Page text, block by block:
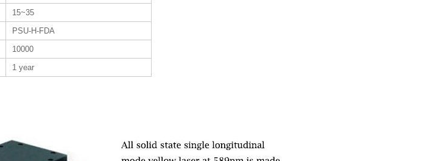
15~35
PSU-H-FDA
10000
1 year